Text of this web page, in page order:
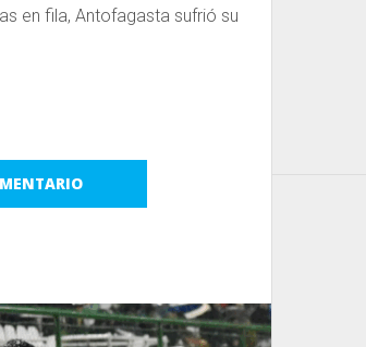
en fila, Antofagasta sufrió su